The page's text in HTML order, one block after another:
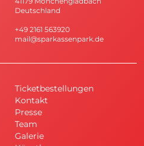
Deutschland
+49 2161 563920
mail@sparkassenpark.de
Ticketbestellungen
Kontakt
Presse
Team
Galerie